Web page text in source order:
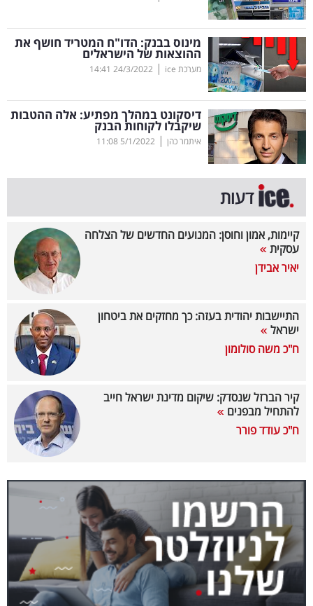
רכב
בריאות
תרבות
ופנאי
תיירות
TOP-
5
המילון
הכלכלי
40
UNDER
שיתופי
פעולה
דרושים
ניוזלטרים
מייל
מינוס בבנק: הדו"ח המטריד חושף את
ההוצאות של הישראלים
מערכת ice |
24/3/2022
14:41
דיסקונט במהלך מפתיע: אלה ההטבות
שיקבלו לקוחות הבנק
איתמר כהן |
5/1/2022
11:08
דעות
קיימות, אמון וחוסן: המנועים החדשים של הצלחה
עסקית
יאיר אבידן
התיישבות יהודית בעזה: כך מחזקים את ביטחון
ישראל
ח"כ משה סולומון
קיר הברזל שנסדק: שיקום מדינת ישראל חייב
להתחיל מבפנים
ח"כ עודד פורר